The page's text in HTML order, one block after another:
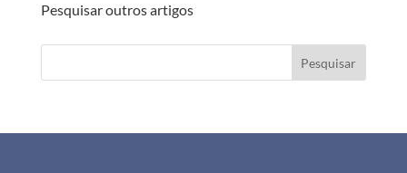
Pesquisar outros artigos
Pesquisar